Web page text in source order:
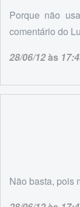
Porque não
comentário do
28/06/12às
Não basta, pois